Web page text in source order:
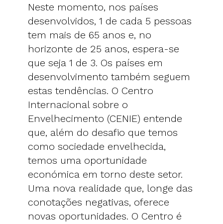
Neste momento, nos países
desenvolvidos, 1 de cada 5 pessoas
tem mais de 65 anos e, no
horizonte de 25 anos, espera-se
que seja 1 de 3. Os países em
desenvolvimento também seguem
estas tendências. O Centro
Internacional sobre o
Envelhecimento (CENIE) entende
que, além do desafio que temos
como sociedade envelhecida,
temos uma oportunidade
económica em torno deste setor.
Uma nova realidade que, longe das
conotações negativas, oferece
novas oportunidades. O Centro é